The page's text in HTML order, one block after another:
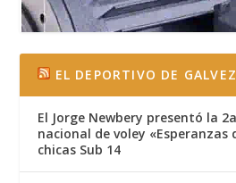
EL DEPORTIVO DE
El Jorge Newbery presentó la
nacional de voley «Esperanzas
chicas Sub 14